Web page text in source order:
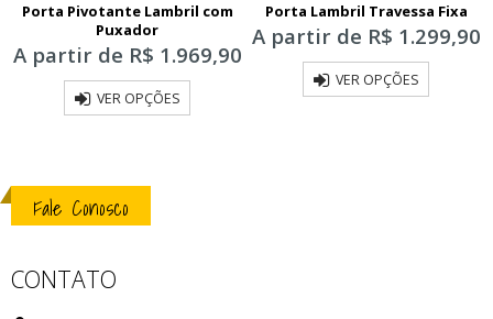
out
5
Porta Pivotante Lambril com
Puxador
A partir de R$ 1.969,90
VER OPÇÕES
out
5
Porta Lambril Travessa Fixa
A partir de R$ 1.299,90
VER OPÇÕES
Fale Conosco
CONTATO